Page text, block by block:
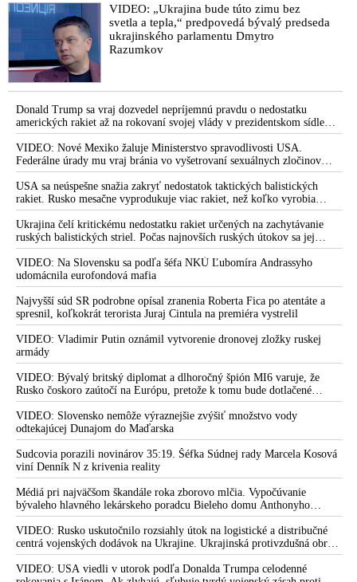
že USA Ukrajine nedodajú protiraketové
systémy Patriot
VIDEO: „Ukrajina bude túto zimu bez
svetla a tepla,“ predpovedá bývalý predseda
ukrajinského parlamentu Dmytro
Razumkov
Donald Trump sa vraj dozvedel nepríjemnú pravdu o nedostatku
amerických rakiet až na rokovaní svojej vlády v prezidentskom sídle
Camp David v Marylande, a preto musel odložiť plánované útoky na
Irán. Prezident USA sa pre to údajne pohádal so šéfom Pentagónu, lebo
bol presvedčený o opaku
VIDEO: Nové Mexiko žaluje Ministerstvo spravodlivosti USA.
Federálne úrady mu vraj bránia vo vyšetrovaní sexuálnych zločinov
organizátora pedofilnej siete Jeffreyho Epsteina. Ten mal nariadiť, aby
dve dievčatá zo zahraničia, ktoré boli uškrtené počas drsného
fetišistického sexu, pochovali v blízkosti jeho ranča v tomto americkom
štáte
USA sa neúspešne snažia zakryť nedostatok taktických balistických
rakiet. Rusko mesačne vyprodukuje viac rakiet, než koľko vyrobia
všetci producenti systémov Patriot dohromady
Ukrajina čelí kritickému nedostatku rakiet určených na zachytávanie
ruských balistických striel. Počas najnovších ruských útokov sa jej
nepodarilo zostreliť ani jednu. Volodymyr Zelenskyj sa v zúfalstve snaží
prostredníctvom NATO zabezpečiť ich dodávky
VIDEO: Na Slovensku sa podľa šéfa NKÚ Ľubomíra Andrassyho
udomácnila eurofondová mafia
Najvyšší súd SR podrobne opísal zranenia Roberta Fica po atentáte a
spresnil, koľkokrát terorista Juraj Cintula na premiéra vystrelil
VIDEO: Vladimir Putin oznámil vytvorenie dronovej zložky ruskej
armády
VIDEO: Bývalý britský diplomat a dlhoročný špión MI6 varuje, že
Rusko čoskoro zaútočí na Európu, pretože k tomu bude dotlačené
rovnako, ako bolo dotlačené k invázii na Ukrajinu v roku 2022.
Zelenskyj medzitým v Kyjeve naliehal na zhromaždených diplomatov,
aby vo svete zháňali energie pre Ukrajinu na zimu. Putin vraj bude
mobilizovať a vojna sa do zimy pravdepodobne neskončí
VIDEO: Slovensko nemôže výraznejšie zvýšiť množstvo vody
odtekajúcej Dunajom do Maďarska
Sudcovia porazili novinárov 35:19. Šéfka Súdnej rady Marcela Kosová
viní Denník N z krivenia reality
Médiá pri najväčšom škandále roka zborovo mlčia. Vypočúvanie
bývaleho hlavného lekárskeho poradcu Bieleho domu Anthonyho
Fauciho pred výborom amerického Senátu väčšina médií ignorovala
VIDEO: Rusko uskutočnilo rozsiahly útok na logistické a distribučné
centrá vojenských dodávok na Ukrajine. Ukrajinská protivzdušná obrana
nedokázala počas ničivého nočného útoku na Kyjev a jeho okolie
zachytiť ani jednu ruskú raketu
VIDEO: USA viedli v utorok podľa Donalda Trumpa celodenné